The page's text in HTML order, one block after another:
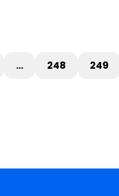
… 248 249